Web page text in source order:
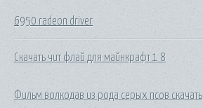
6950 radeon driver
Скачать чит флай для майнкрафт 1 8
Фильм волкодав из рода серых псов скачать